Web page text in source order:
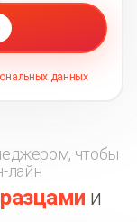
данных
чтобы
лайн
и